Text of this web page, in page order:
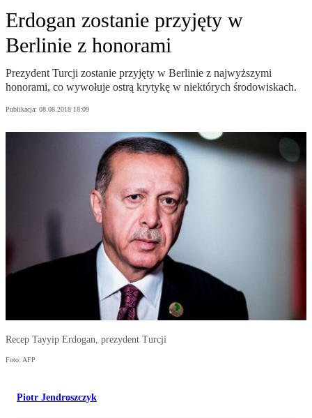
Erdogan zostanie przyjęty w
Berlinie z honorami
Prezydent Turcji zostanie przyjęty w Berlinie z najwyższymi
honorami, co wywołuje ostrą krytykę w niektórych środowiskach.
Publikacja: 08.08.2018 18:09
Recep Tayyip Erdogan, prezydent Turcji
Foto: AFP
Piotr Jendroszczyk